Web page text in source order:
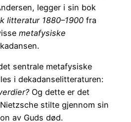
legger i sin bok
litteratur 1880–1900 fra
metafysiske
sentrale metafysiske
i dekadanselitteraturen:
Og dette er det
stilte gjennom sin
av Guds død.